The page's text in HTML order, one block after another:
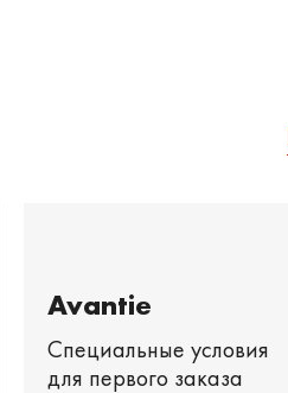
Avantie
Специальные условия
для первого заказа